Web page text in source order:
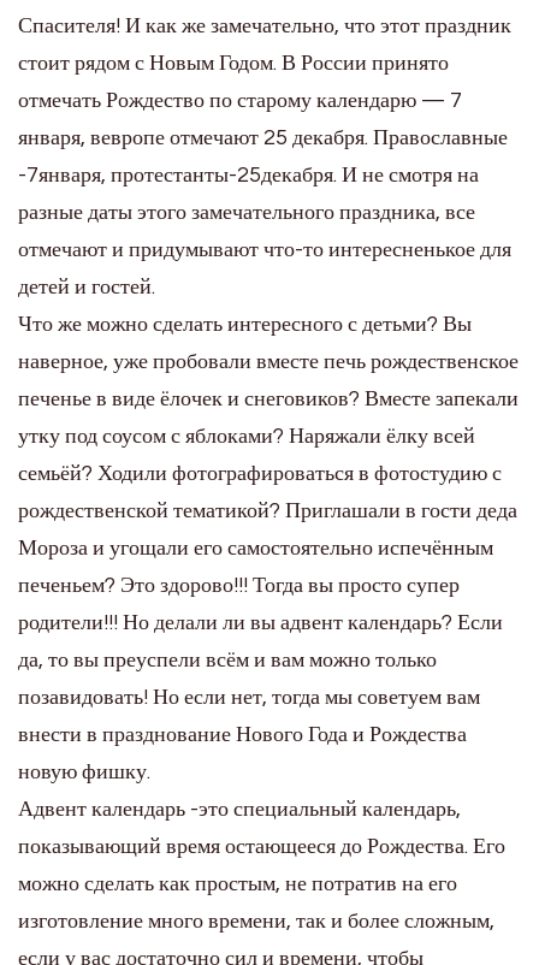
Спасителя! И как же замечательно, что этот праздник
стоит рядом с Новым Годом. В России принято
отмечать Рождество по старому календарю — 7
января, вевропе отмечают 25 декабря. Православные
-7января, протестанты-25декабря. И не смотря на
разные даты этого замечательного праздника, все
отмечают и придумывают что-то интересненькое для
детей и гостей.
Что же можно сделать интересного с детьми? Вы
наверное, уже пробовали вместе печь рождественское
печенье в виде ёлочек и снеговиков? Вместе запекали
утку под соусом с яблоками? Наряжали ёлку всей
семьёй? Ходили фотографироваться в фотостудию с
рождественской тематикой? Приглашали в гости деда
Мороза и угощали его самостоятельно испечённым
печеньем? Это здорово!!! Тогда вы просто супер
родители!!! Но делали ли вы адвент календарь? Если
да, то вы преуспели всём и вам можно только
позавидовать! Но если нет, тогда мы советуем вам
внести в празднование Нового Года и Рождества
новую фишку.
Адвент календарь -это специальный календарь,
показывающий время остающееся до Рождества. Его
можно сделать как простым, не потратив на его
изготовление много времени, так и более сложным,
если у вас достаточно сил и времени, чтобы